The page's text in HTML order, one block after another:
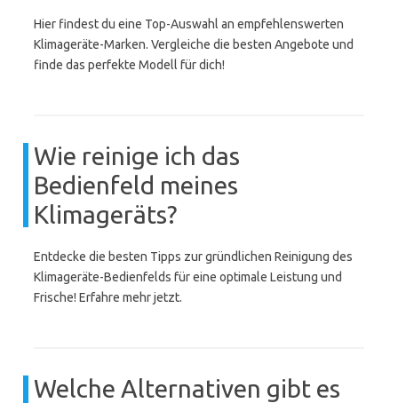
Hier findest du eine Top-Auswahl an empfehlenswerten
Klimageräte-Marken. Vergleiche die besten Angebote und
finde das perfekte Modell für dich!
Wie reinige ich das
Bedienfeld meines
Klimageräts?
Entdecke die besten Tipps zur gründlichen Reinigung des
Klimageräte-Bedienfelds für eine optimale Leistung und
Frische! Erfahre mehr jetzt.
Welche Alternativen gibt es